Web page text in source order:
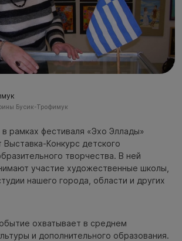
Бусик-Трофимук
рамках фестиваля «Эхо Эллады»
Конкурс детского
творчества. В ней
участие художественные школы,
нашего города, области и других
охватывает в среднем
и дополнительного образования.